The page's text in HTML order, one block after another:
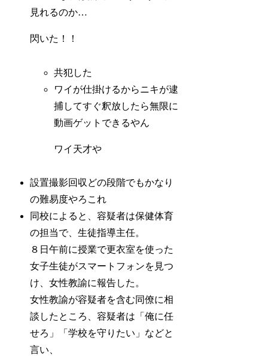
見れるのか…
閃いた！！
共犯した
ワイが仕掛けるからニキが逮
捕してすぐ釈放したら無限に
動画ゲットできるやん
ワイ天才や
設置撮影回収どの段階でもかなり
の難易度やろこれ
同校によると、容疑者は保健体育
の担当で、生徒指導主任。
８日午前に授業で更衣室を使った
女子生徒がスマートフォンを見つ
け、女性教諭に報告した。
女性教諭が容疑者を含む同僚に相
談したところ、容疑者は「俺に任
せろ」「学校を守りたい」などと
言い、